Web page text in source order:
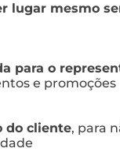
lugar mesmo
para o
e promoções
do cliente, para